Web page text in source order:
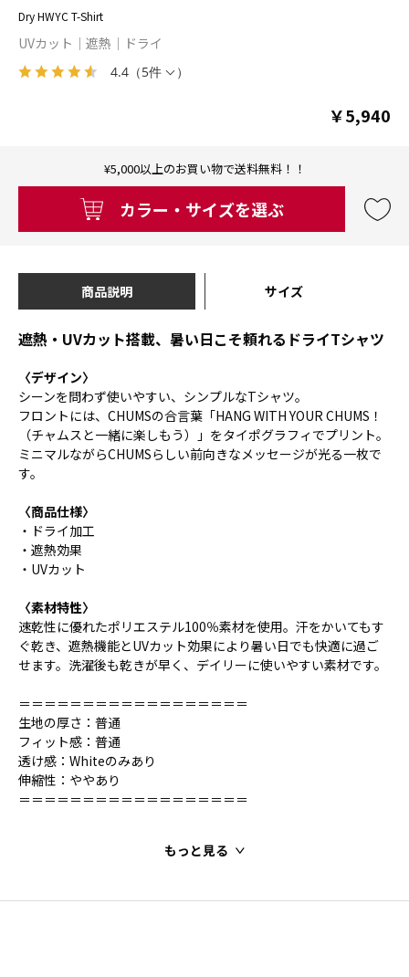
4.4 （5件 ）
Dry HWYC T-Shirt
UVカット 遮熱 ドライ
￥5,940
¥5,000以上のお買い物で送料無料！！
カラー・サイズを選ぶ
商品説明 サイズ
遮熱・UVカット搭載、暑い日こそ頼れるドライTシャツ
〈デザイン〉
シーンを問わず使いやすい、シンプルなTシャツ。
フロントには、CHUMSの合言葉「HANG WITH YOUR CHUMS！
（チャムスと一緒に楽しもう）」をタイポグラフィでプリント。
ミニマルながらCHUMSらしい前向きなメッセージが光る一枚で
す。
〈商品仕様〉
・ドライ加工
・遮熱効果
・UVカット
〈素材特性〉
速乾性に優れたポリエステル100％素材を使用。汗をかいてもす
ぐ乾き、遮熱機能とUVカット効果により暑い日でも快適に過ご
せます。洗濯後も乾きが早く、デイリーに使いやすい素材です。
＝＝＝＝＝＝＝＝＝＝＝＝＝＝＝＝＝＝
生地の厚さ：普通
フィット感：普通
透け感：Whiteのみあり
伸縮性：ややあり
＝＝＝＝＝＝＝＝＝＝＝＝＝＝＝＝＝＝
もっと見る